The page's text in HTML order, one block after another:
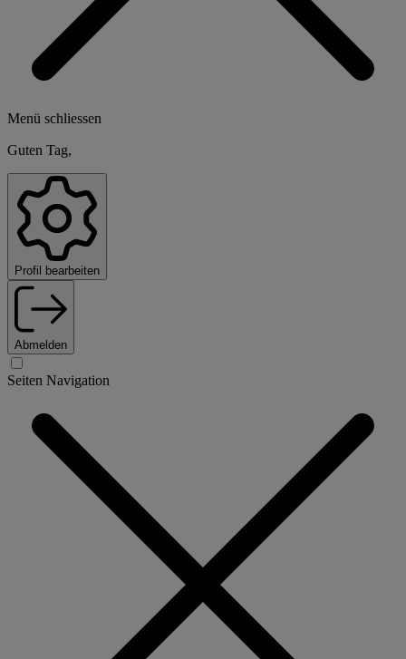
Menü schliessen
Guten Tag,
Profil bearbeiten
Abmelden
Seiten Navigation